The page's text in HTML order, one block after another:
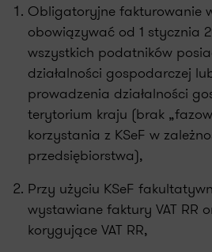
Obligatoryjne fakturowanie
obowiązywać od 1 stycznia
wszystkich podatników
działalności gospodarczej
prowadzenia działalności
terytorium kraju (brak
korzystania z KSeF w
przedsiębiorstwa),
Przy użyciu KSeF
wystawiane faktury VAT RR
korygujące VAT RR,